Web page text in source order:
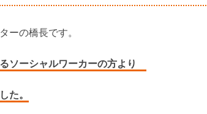
ーの橋長です。
ソーシャルワーカーの方より
た。